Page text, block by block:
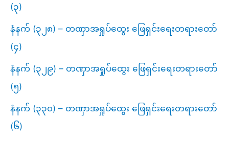
(၃)
နံနက် (၃၂၈) – တဏှာအရှုပ်ထွေး ဖြေရှင်းရေးတရားတော်
(၄)
နံနက် (၃၂၉) – တဏှာအရှုပ်ထွေး ဖြေရှင်းရေးတရားတော်
(၅)
နံနက် (၃၃၀) – တဏှာအရှုပ်ထွေး ဖြေရှင်းရေးတရားတော်
(၆)